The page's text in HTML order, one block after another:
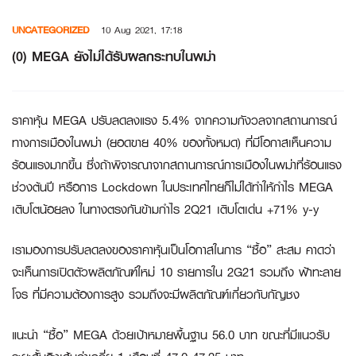
content
UNCATEGORIZED 10 Aug 2021, 17:18
(0) MEGA ยังไม่ได้รับผลกระทบในพม่า
ราคาหุ้น MEGA ปรับลดลงแรง 5.4% จากความกังวลจากสถานการณ์
ทางการเมืองในพม่า (ยอดขาย 40% ของทั้งหมด) ที่มีโอกาสเห็นความ
ร้อนแรงมากขึ้น ซึ่งถ้าพิจารณาจากสถานการณ์การเมืองในพม่าที่ร้อนแรง
ช่วงต้นปี หรือการ Lockdown ในประเทศไทยก็ไม่ได้ทำให้กำไร MEGA
เติบโตน้อยลง ในทางตรงกันข้ามกำไร 2Q21 เติบโตเด่น +71% y-y
เรามองการปรับลดลงของราคาหุ้นเป็นโอกาสในการ “ซื้อ” สะสม คาดว่า
จะเห็นการเปิดตัวผลิตภัณฑ์ใหม่ 10 รายการใน 2G21 รวมถึง ฟ้าทะลาย
โจร ที่มีความต้องการสูง รวมถึงจะมีผลิตภัณฑ์เกี่ยวกับกัญชง
แนะนำ “ซื้อ” MEGA ด้วยเป้าหมายพื้นฐาน 56.0 บาท ขณะที่มีแนวรับ